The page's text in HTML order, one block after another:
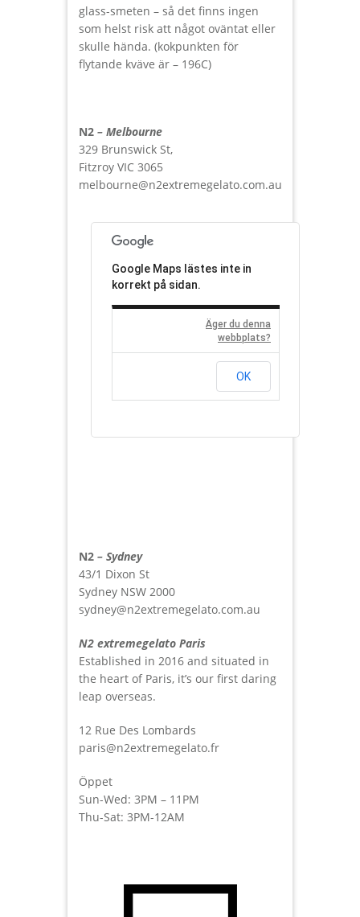
glass-smeten – så det finns ingen
som helst risk att något oväntat eller
skulle hända. (kokpunkten för
flytande kväve är – 196C)
N2 – Melbourne
329 Brunswick St,
Fitzroy VIC 3065
melbourne@n2extremegelato.com.au
Google Maps lästes inte in
korrekt på sidan.
Äger du denna
webbplats?
OK
N2 – Sydney
43/1 Dixon St‎
Sydney NSW 2000
sydney@n2extremegelato.com.au
N2 extremegelato Paris
Established in 2016 and situated in
the heart of Paris, it’s our first daring
leap overseas.
12 Rue Des Lombards
paris@n2extremegelato.fr
Öppet
Sun-Wed: 3PM – 11PM
Thu-Sat: 3PM-12AM